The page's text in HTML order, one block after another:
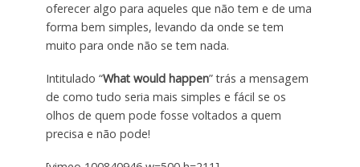
oferecer algo para aqueles que não tem e de uma
forma bem simples, levando da onde se tem
muito para onde não se tem nada.
Intitulado “What would happen” trás a mensagem
de como tudo seria mais simples e fácil se os
olhos de quem pode fosse voltados a quem
precisa e não pode!